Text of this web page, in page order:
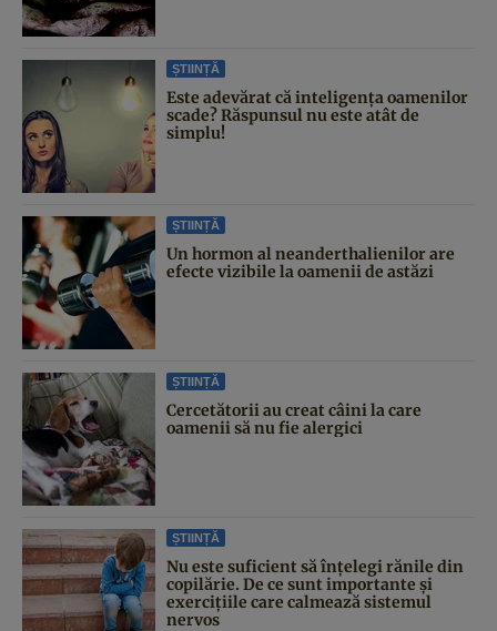
ȘTIINȚĂ
Este adevărat că inteligența oamenilor
scade? Răspunsul nu este atât de
simplu!
ȘTIINȚĂ
Un hormon al neanderthalienilor are
efecte vizibile la oamenii de astăzi
ȘTIINȚĂ
Cercetătorii au creat câini la care
oamenii să nu fie alergici
ȘTIINȚĂ
Nu este suficient să înțelegi rănile din
copilărie. De ce sunt importante și
exercițiile care calmează sistemul
nervos